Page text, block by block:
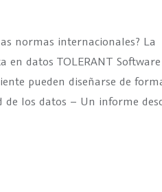
normas internacionales? La
en datos TOLERANT Software
pueden diseñarse de
los datos – Un informe